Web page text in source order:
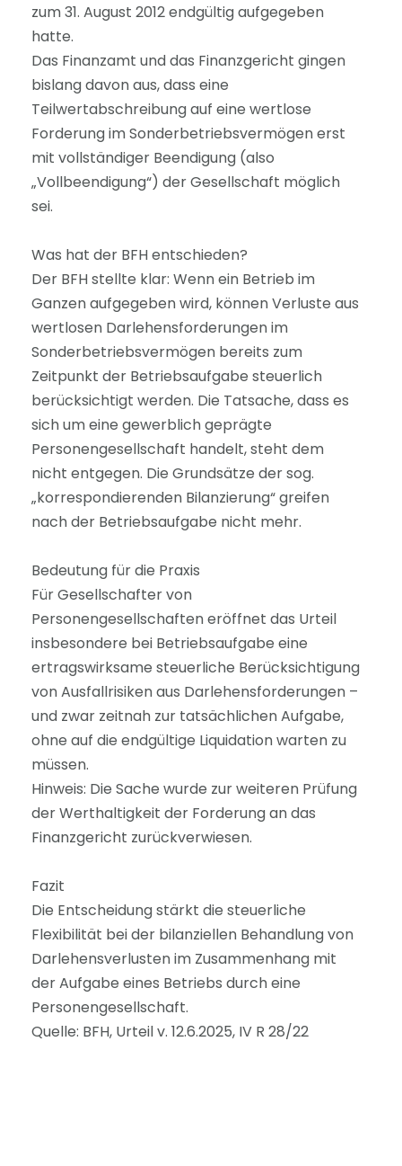
zum 31. August 2012 endgültig aufgegeben
hatte.
Das Finanzamt und das Finanzgericht gingen
bislang davon aus, dass eine
Teilwertabschreibung auf eine wertlose
Forderung im Sonderbetriebsvermögen erst
mit vollständiger Beendigung (also
„Vollbeendigung“) der Gesellschaft möglich
sei.
Was hat der BFH entschieden?
Der BFH stellte klar: Wenn ein Betrieb im
Ganzen aufgegeben wird, können Verluste aus
wertlosen Darlehensforderungen im
Sonderbetriebsvermögen bereits zum
Zeitpunkt der Betriebsaufgabe steuerlich
berücksichtigt werden. Die Tatsache, dass es
sich um eine gewerblich geprägte
Personengesellschaft handelt, steht dem
nicht entgegen. Die Grundsätze der sog.
„korrespondierenden Bilanzierung“ greifen
nach der Betriebsaufgabe nicht mehr.
Bedeutung für die Praxis
Für Gesellschafter von
Personengesellschaften eröffnet das Urteil
insbesondere bei Betriebsaufgabe eine
ertragswirksame steuerliche Berücksichtigung
von Ausfallrisiken aus Darlehensforderungen –
und zwar zeitnah zur tatsächlichen Aufgabe,
ohne auf die endgültige Liquidation warten zu
müssen.
Hinweis: Die Sache wurde zur weiteren Prüfung
der Werthaltigkeit der Forderung an das
Finanzgericht zurückverwiesen.
Fazit
Die Entscheidung stärkt die steuerliche
Flexibilität bei der bilanziellen Behandlung von
Darlehensverlusten im Zusammenhang mit
der Aufgabe eines Betriebs durch eine
Personengesellschaft.
Quelle: BFH, Urteil v. 12.6.2025, IV R 28/22